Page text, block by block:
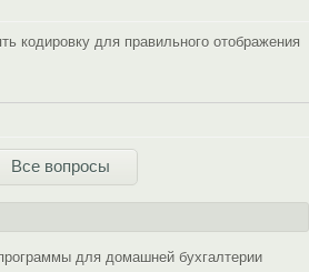
кодировку для правильного отображения
Все вопросы
для домашней бухгалтерии